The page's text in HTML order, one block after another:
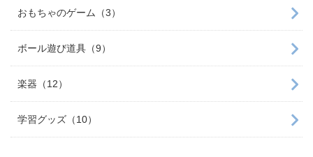
おもちゃのゲーム（3）
ボール遊び道具（9）
楽器（12）
学習グッズ（10）